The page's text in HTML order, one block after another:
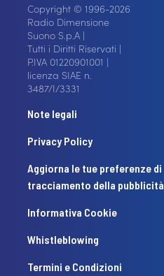
Copyright © 1996-2026
Radio Dimensione
Suono S.p.A |
Tutti i Diritti Riservati |
P.IVA 01220901001 |
licenza SIAE n.
3487/I/3331
Note legali
Privacy Policy
Aggiorna le tue preferenze di
tracciamento della pubblicità
Informativa Cookie
Whistleblowing
Termini e Condizioni